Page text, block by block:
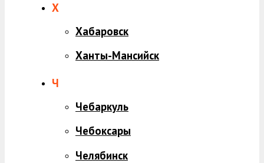
Х
Хабаровск
Ханты-Мансийск
Ч
Чебаркуль
Чебоксары
Челябинск